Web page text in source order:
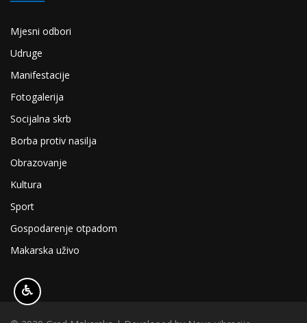
Mjesni odbori
Udruge
Manifestacije
Fotogalerija
Socijalna skrb
Borba protiv nasilja
Obrazovanje
Kultura
Sport
Gospodarenje otpadom
Makarska uživo